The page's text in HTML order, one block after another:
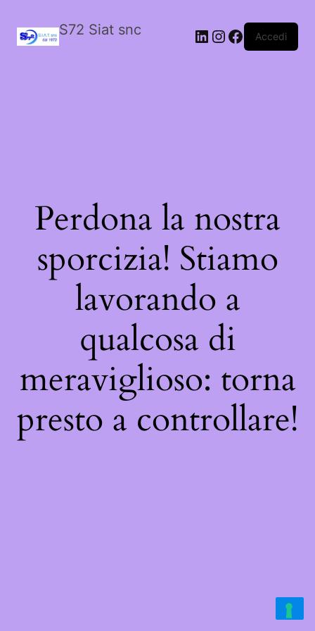
S72 Siat snc LinkedIn
Instagram
Facebook
Accedi
Perdona la nostra
sporcizia! Stiamo
lavorando a
qualcosa di
meraviglioso: torna
presto a controllare!